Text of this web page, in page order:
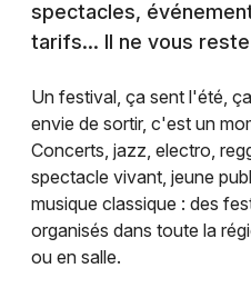
spectacles,
tarifs… Il ne vous reste
Un festival, ça sent l'été,
envie de sortir, c'est un
Concerts, jazz, electro,
spectacle vivant, jeune
musique classique : des
organisés dans toute la
ou en salle.